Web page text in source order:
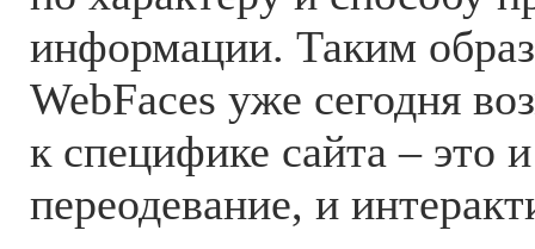
информации. Таким
WebFaces уже сегодня
к специфике сайта – это
переодевание, и